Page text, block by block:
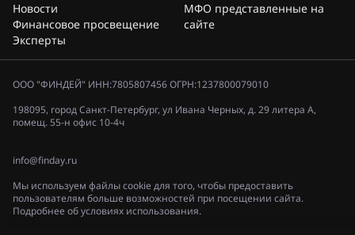
Новости
Финансовое просвещение
Эксперты
МФО представленные на
сайте
ООО "ФИНДЕЙ" ИНН:7805807456 ОГРН:1237800079010
198095, город Санкт-Петербург, ул Ивана Черных, д. 29 литера А,
помещ. 55-н офис 10-4ч
info@finday.ru
Мы используем файлы cookie для того, чтобы предоставить
пользователям больше возможностей при посещении сайта.
Подробнее об условиях использования.